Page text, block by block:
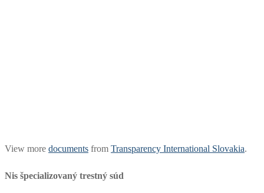
View more documents from Transparency International Slovakia.
Nis špecializovaný trestný súd